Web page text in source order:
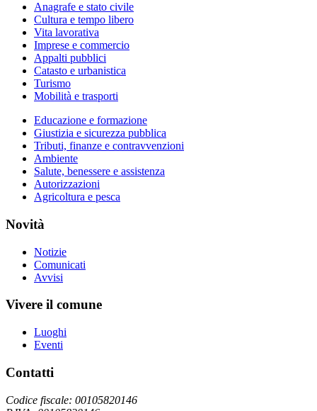
Anagrafe e stato civile
Cultura e tempo libero
Vita lavorativa
Imprese e commercio
Appalti pubblici
Catasto e urbanistica
Turismo
Mobilità e trasporti
Educazione e formazione
Giustizia e sicurezza pubblica
Tributi, finanze e contravvenzioni
Ambiente
Salute, benessere e assistenza
Autorizzazioni
Agricoltura e pesca
Novità
Notizie
Comunicati
Avvisi
Vivere il comune
Luoghi
Eventi
Contatti
Codice fiscale: 00105820146